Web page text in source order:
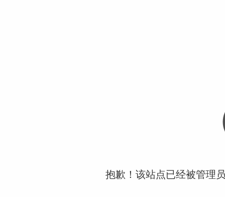
抱歉！该站点已经被管理